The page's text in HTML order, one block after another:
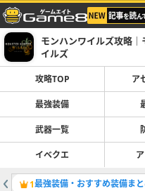
モンハンワイルズ攻略
イルズ
攻略TOP ア
最強装備
武器一覧
イベクエ
1最強装備・おすすめ装備ま